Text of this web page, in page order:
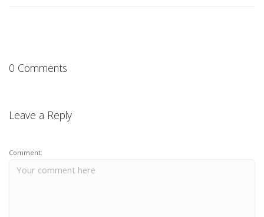
0 Comments
Leave a Reply
Comment: